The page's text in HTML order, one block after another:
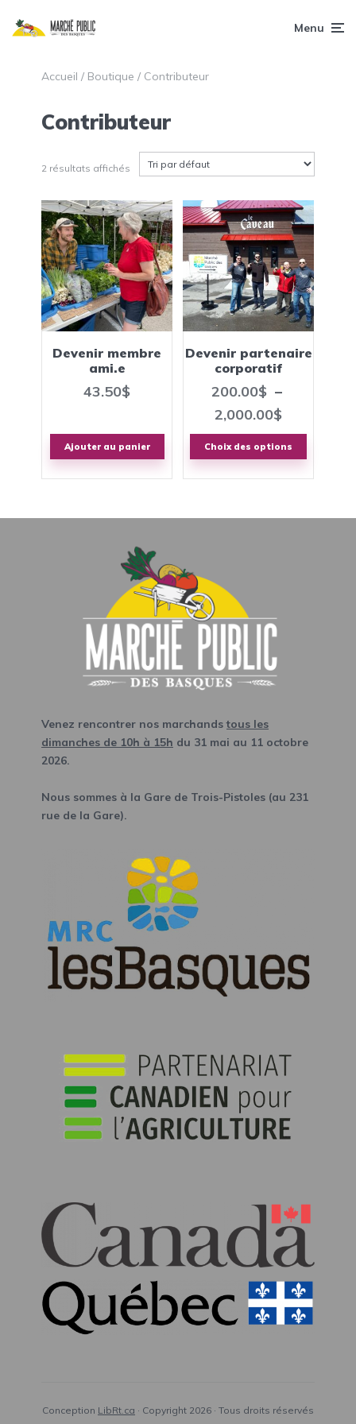
Menu
Accueil / Boutique / Contributeur
Contributeur
2 résultats affichés
Devenir membre
ami.e
43.50$
Ajouter au panier
Devenir partenaire
corporatif
200.00$ –
2,000.00$Plage
de
prix :
200.00$
Choix des options
Ce
produit
a
plusieurs
variations.
Les
options
peuvent
choisies
la
page
du
Venez rencontrer nos marchandstous les
dimanches de 10h à 15h du 31 mai au 11 octobre
2026.
Nous sommes à la Gare de Trois-Pistoles (au 231
rue de la Gare).
Conception LibRt.ca · Copyright 2026 · Tous droits réservés